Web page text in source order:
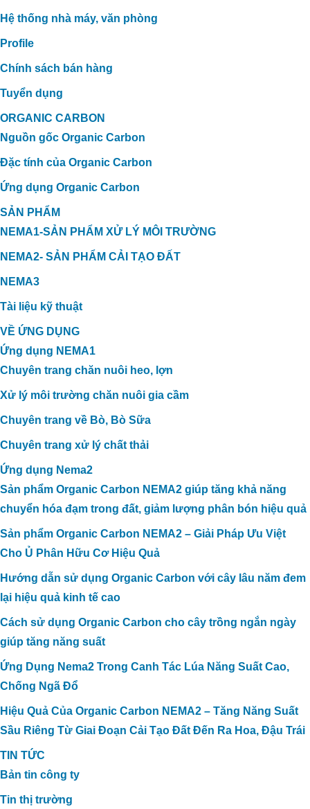
Hệ thống nhà máy, văn phòng
Profile
Chính sách bán hàng
Tuyển dụng
ORGANIC CARBON
Nguồn gốc Organic Carbon
Đặc tính của Organic Carbon
Ứng dụng Organic Carbon
SẢN PHẨM
NEMA1-SẢN PHẨM XỬ LÝ MÔI TRƯỜNG
NEMA2- SẢN PHẨM CẢI TẠO ĐẤT
NEMA3
Tài liệu kỹ thuật
VỀ ỨNG DỤNG
Ứng dụng NEMA1
Chuyên trang chăn nuôi heo, lợn
Xử lý môi trường chăn nuôi gia cầm
Chuyên trang về Bò, Bò Sữa
Chuyên trang xử lý chất thải
Ứng dụng Nema2
Sản phẩm Organic Carbon NEMA2 giúp tăng khả năng
chuyển hóa đạm trong đất, giảm lượng phân bón hiệu quả
Sản phẩm Organic Carbon NEMA2 – Giải Pháp Ưu Việt
Cho Ủ Phân Hữu Cơ Hiệu Quả
Hướng dẫn sử dụng Organic Carbon với cây lâu năm đem
lại hiệu quả kinh tế cao
Cách sử dụng Organic Carbon cho cây trồng ngắn ngày
giúp tăng năng suất
Ứng Dụng Nema2 Trong Canh Tác Lúa Năng Suất Cao,
Chống Ngã Đổ
Hiệu Quả Của Organic Carbon NEMA2 – Tăng Năng Suất
Sầu Riêng Từ Giai Đoạn Cải Tạo Đất Đến Ra Hoa, Đậu Trái
TIN TỨC
Bản tin công ty
Tin thị trường